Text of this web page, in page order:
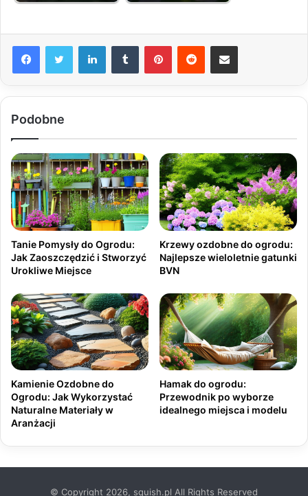
LinkedInTumblr PinterestReddit Share via Email
Podobne
Tanie Pomysły do Ogrodu:
Jak Zaoszczędzić i Stworzyć
Urokliwe Miejsce
Krzewy ozdobne do ogrodu:
Najlepsze wieloletnie gatunki
BVN
Kamienie Ozdobne do
Ogrodu: Jak Wykorzystać
Naturalne Materiały w
Aranżacji
Hamak do ogrodu:
Przewodnik po wyborze
idealnego miejsca i modelu
© Copyright 2026, squish.pl All Rights Reserved